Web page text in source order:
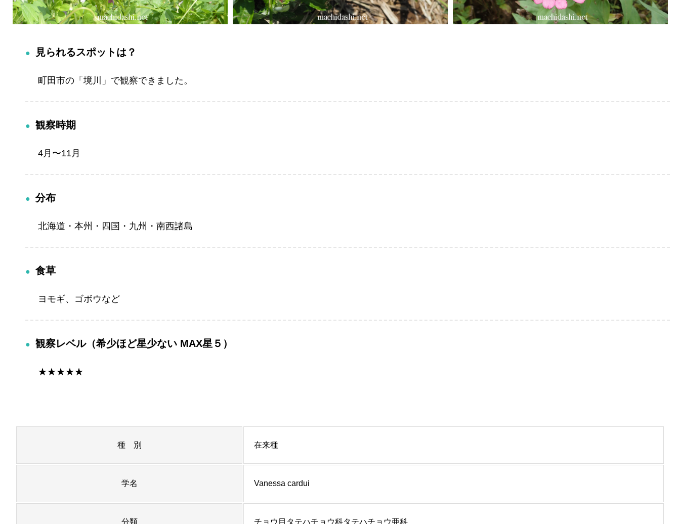
見られるスポットは？
町田市の「境川」で観察できました。
観察時期
4月〜11月
分布
北海道・本州・四国・九州・南西諸島
食草
ヨモギ、ゴボウなど
観察レベル（希少ほど星少ない MAX星５）
★★★★★
種 別 在来種
学名 Vanessa cardui
分類 チョウ目タテハチョウ科タテハチョウ亜科